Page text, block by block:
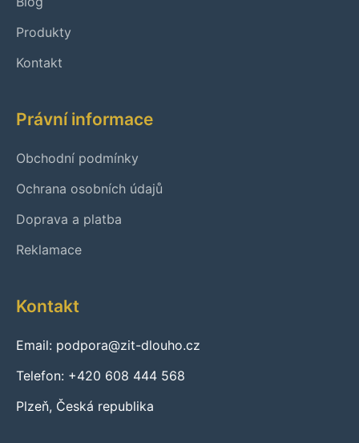
Produkty
Kontakt
Právní informace
Obchodní podmínky
Ochrana osobních údajů
Doprava a platba
Reklamace
Kontakt
Email: podpora@zit-dlouho.cz
Telefon: +420 608 444 568
Plzeň, Česká republika